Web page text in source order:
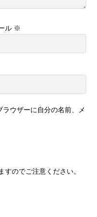
ル ※
ウザーに自分の名前、メ
すのでご注意ください。